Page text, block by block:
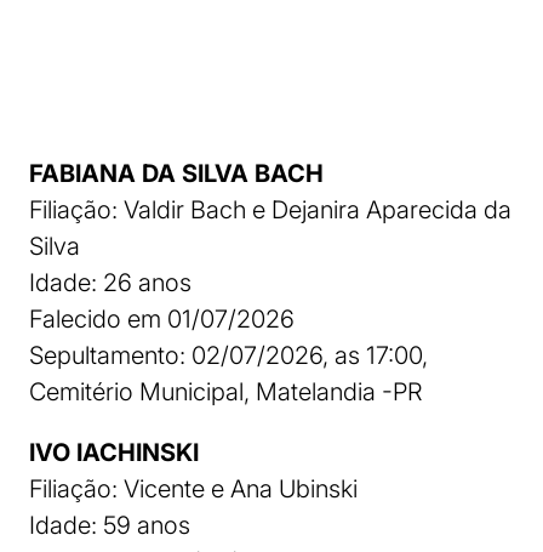
FABIANA DA SILVA BACH
Filiação: Valdir Bach e Dejanira Aparecida da
Silva
Idade: 26 anos
Falecido em 01/07/2026
Sepultamento: 02/07/2026, as 17:00,
Cemitério Municipal, Matelandia -PR
IVO IACHINSKI
Filiação: Vicente e Ana Ubinski
Idade: 59 anos